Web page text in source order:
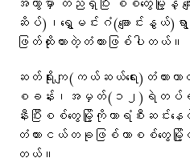
အကွာမှာ တည်ရှိပြီး စစ်တွေမြို့နဲ့ ကျေ
ဆိပ်)၊ရွှေမင်းဂံ(ချောင်းနွယ်)ရွာတို့
ဖြတ်ထိုးထားတဲ့တံတားဖြစ်ပါတယ်။
ဆတ်ရိုးကျ(ကယ်ဆယ်ရေး)တံတားဟ
စခန်း၊အမှတ်(၁၂)ရဲတပ်
နီးပြီးစစ်တွေမြို့ကိုကာရံစီးဆင်းနေတဲ့
တံတားငယ်တခုဖြစ်ကာစစ်တွေမ
တယ်။